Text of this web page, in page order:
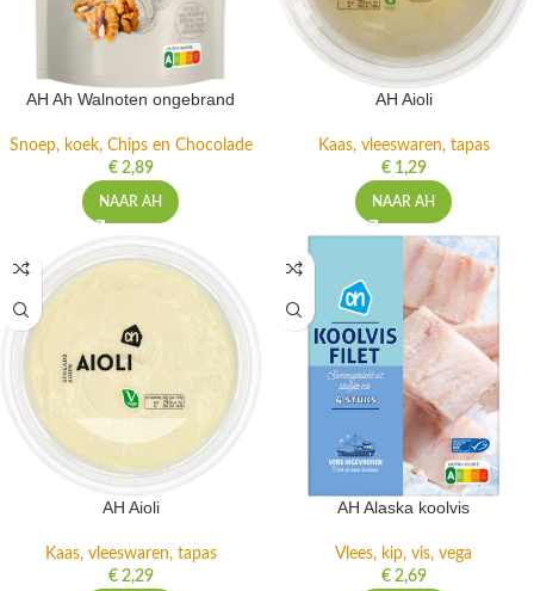
AH Ah Walnoten ongebrand
Snoep, koek, Chips en Chocolade
€2,89
NAAR AH
AH Aioli
Kaas, vleeswaren, tapas
€1,29
NAAR AH
AH Aioli
Kaas, vleeswaren, tapas
€2,29
AH Alaska koolvis
Vlees, kip, vis, vega
€2,69